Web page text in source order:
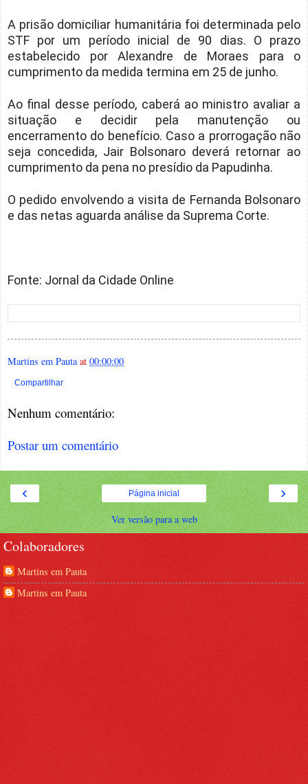
A prisão domiciliar humanitária foi determinada pelo
STF por um período inicial de 90 dias. O prazo
estabelecido por Alexandre de Moraes para o
cumprimento da medida termina em 25 de junho.
Ao final desse período, caberá ao ministro avaliar a
situação e decidir pela manutenção ou
encerramento do benefício. Caso a prorrogação não
seja concedida, Jair Bolsonaro deverá retornar ao
cumprimento da pena no presídio da Papudinha.
O pedido envolvendo a visita de Fernanda Bolsonaro
e das netas aguarda análise da Suprema Corte.
Fonte: Jornal da Cidade Online
Martins em Pauta at 00:00:00
Compartilhar
Nenhum comentário:
Postar um comentário
‹ ›
Página inicial
Ver versão para a web
Colaboradores
Martins em Pauta
Martins em Pauta